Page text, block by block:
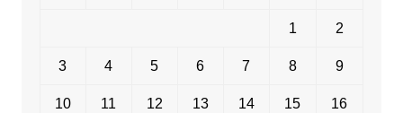
1 2
3 4 5 6 7 8 9
10 11 12 13 14 15 16